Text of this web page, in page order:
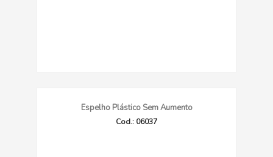
Espelho Plástico Sem Aumento
Cod.: 06037